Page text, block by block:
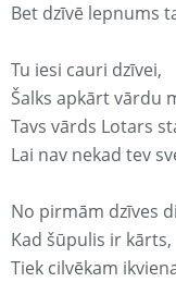
Bet dzīvē lepnums
Tu iesi cauri dzīvei,
Šalks apkārt vārdu
Tavs vārds Lotars
Lai nav nekad tev
No pirmām dzīves
Kad šūpulis ir kārts,
Tiek cilvēkam